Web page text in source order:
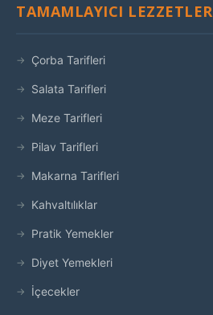
TAMAMLAYICI LEZZETLER
Çorba Tarifleri
Salata Tarifleri
Meze Tarifleri
Pilav Tarifleri
Makarna Tarifleri
Kahvaltılıklar
Pratik Yemekler
Diyet Yemekleri
İçecekler